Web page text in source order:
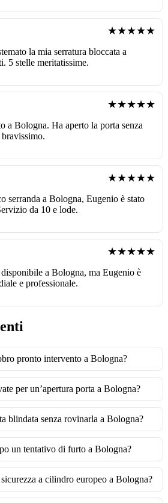
★★★★★
la mia serratura bloccata a
5 stelle meritatissime.
★★★★★
a Bologna. Ha aperto la porta senza
★★★★★
serranda a Bologna, Eugenio è stato
da 10 e lode.
★★★★★
a Bologna, ma Eugenio è
e professionale.
pronto intervento a Bologna?
per un’apertura porta a Bologna?
blindata senza rovinarla a Bologna?
un tentativo di furto a Bologna?
a cilindro europeo a Bologna?